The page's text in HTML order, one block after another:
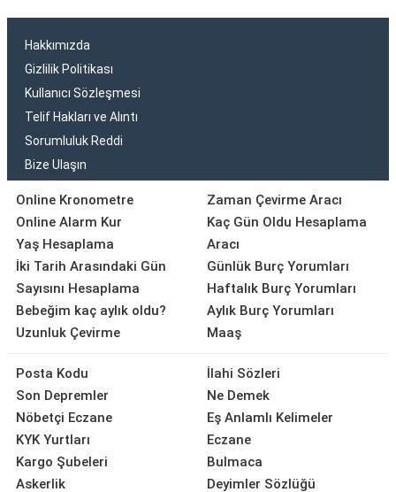
Hakkımızda
Gizlilik Politikası
Kullanıcı Sözleşmesi
Telif Hakları ve Alıntı
Sorumluluk Reddi
Bize Ulaşın
Online Kronometre
Online Alarm Kur
Yaş Hesaplama
İki Tarih Arasındaki Gün
Sayısını Hesaplama
Bebeğim kaç aylık oldu?
Uzunluk Çevirme
Zaman Çevirme Aracı
Kaç Gün Oldu Hesaplama
Aracı
Günlük Burç Yorumları
Haftalık Burç Yorumları
Aylık Burç Yorumları
Maaş
Posta Kodu
Son Depremler
Nöbetçi Eczane
KYK Yurtları
Kargo Şubeleri
Askerlik
İlahi Sözleri
Ne Demek
Eş Anlamlı Kelimeler
Eczane
Bulmaca
Deyimler Sözlüğü